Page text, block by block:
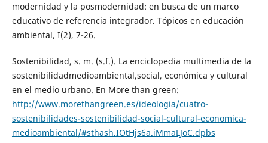
modernidad y la posmodernidad: en busca de un marco
educativo de referencia integrador. Tópicos en educación
ambiental, I(2), 7-26.
Sostenibilidad, s. m. (s.f.). La enciclopedia multimedia de la
sostenibilidadmedioambiental,social, económica y cultural
en el medio urbano. En More than green:
http://www.morethangreen.es/ideologia/cuatro-
sostenibilidades-sostenibilidad-social-cultural-economica-
medioambiental/#sthash.IOtHjs6a.iMmaLJoC.dpbs